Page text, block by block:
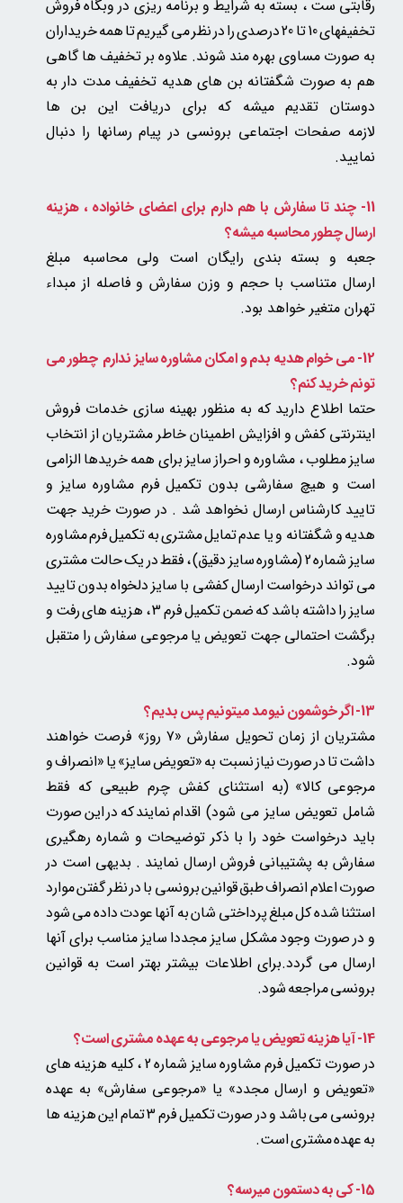
رقابتی ست ، بسته به شرایط و برنامه ریزی در وبگاه فروش
تخفیفهای 10 تا 20 درصدی را در نظر می گیریم تا همه خریداران
به صورت مساوی بهره مند شوند. علاوه بر تخفیف ها گاهی
هم به صورت شگفتانه بن های هدیه تخفیف مدت دار به
دوستان تقدیم میشه که برای دریافت این بن ها
لازمه صفحات اجتماعی برونسی در پیام رسانها را دنبال
نمایید.
11- چند تا سفارش با هم دارم برای اعضای خانواده ، هزینه
ارسال چطور محاسبه میشه؟
جعبه و بسته بندی رایگان است ولیمحاسبه مبلغ
ارسال متناسب با حجم و وزن سفارش و فاصله از مبداء
تهران متغیر خواهد بود.
12- می خوام هدیه بدم و امکان مشاوره سایز ندارم چطور می
تونم خرید کنم؟
حتما اطلاع دارید که به منظور بهینه سازی خدمات فروش
اینترنتی کفش و افزایش اطمینان خاطر مشتریان از انتخاب
سایز مطلوب ، مشاوره و احراز سایز برای همه خریدها الزامی
است و هیچ سفارشی بدون تکمیل فرم مشاوره سایز و
تایید کارشناس ارسال نخواهد شد . در صورت خرید جهت
هدیه و شگفتانه و یا عدم تمایل مشتری به تکمیل فرم مشاوره
سایز شماره 2 (مشاوره سایز دقیق) ، فقط در یک حالت مشتری
می تواند درخواست ارسال کفشی با سایز دلخواه بدون تایید
سایز را داشته باشد که ضمن تکمیل فرم 3 ، هزینه های رفت و
برگشت احتمالی جهت تعویض یا مرجوعی سفارش را متقبل
شود.
13- اگر خوشمون نیومد میتونیم پس بدیم؟
مشتریان از زمان تحویل سفارش «۷ روز» فرصت خواهند
داشت تا در صورت نیاز نسبت به «تعویض سایز» یا «انصراف و
مرجوعی کالا» (به استثنای کفش چرم طبیعی که فقط
شامل تعویض سایز می شود) اقدام نمایند که در این صورت
باید درخواست خود را با ذکر توضیحات و شماره رهگیری
سفارش به پشتیبانی فروش ارسال نمایند . بدیهی است در
صورت اعلام انصراف طبق قوانین برونسی با در نظر گفتن موارد
استثنا شده کل مبلغ پرداختی شان به آنها عودت داده می شود
و در صورت وجود مشکل سایز مجددا سایز مناسب برای آنها
ارسال می گردد.برای اطلاعات بیشتر بهتر است به قوانین
برونسی مراجعه شود.
14- آیا هزینه تعویض یا مرجوعی به عهده مشتری است؟
در صورت تکمیل فرم مشاوره سایز شماره 2 ، کلیه هزینه های
«تعویض و ارسال مجدد» یا «مرجوعی سفارش» به عهده
برونسی می باشد و در صورت تکمیل فرم 3 تمام این هزینه ها
به عهده مشتری است.
15- کی به دستمون میرسه؟